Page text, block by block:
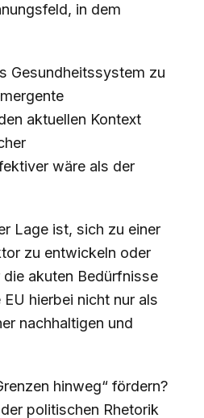
in dem
Gesundheitssystem zu
aktuellen Kontext
wäre als der
Lage ist, sich zu einer
zu entwickeln oder
akuten Bedürfnisse
hierbei nicht nur als
nachhaltigen und
hinweg“ fördern?
politischen Rhetorik